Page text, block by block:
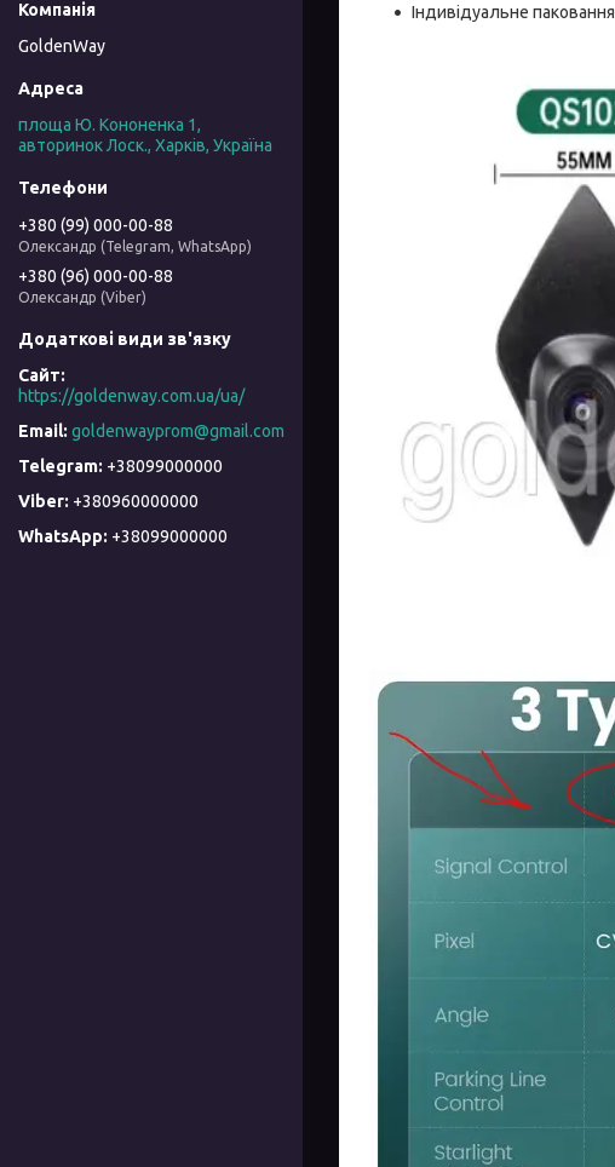
Індивідуальне паковання
GoldenWay
площа Ю. Кононенка 1,
авторинок Лоск., Харків, Україна
+380 (99) 000-00-88
Олександр (Telegram, WhatsApp)
+380 (96) 000-00-88
Олександр (Viber)
https://goldenway.com.ua/ua/
goldenwayprom@gmail.com
+38099000000
+380960000000
+38099000000